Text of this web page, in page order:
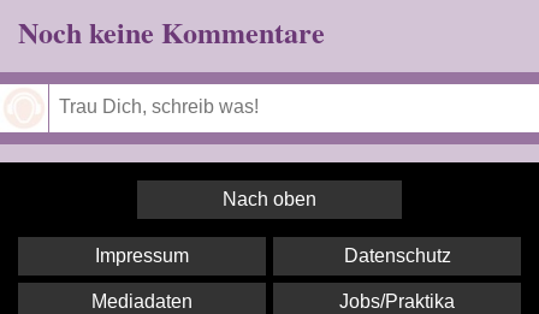
Noch keine Kommentare
Nach oben
Impressum Datenschutz
Mediadaten Jobs/Praktika